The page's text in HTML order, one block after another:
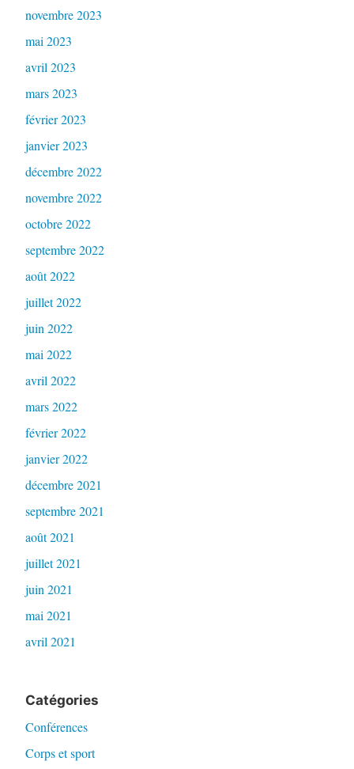
novembre 2023
mai 2023
avril 2023
mars 2023
février 2023
janvier 2023
décembre 2022
novembre 2022
octobre 2022
septembre 2022
août 2022
juillet 2022
juin 2022
mai 2022
avril 2022
mars 2022
février 2022
janvier 2022
décembre 2021
septembre 2021
août 2021
juillet 2021
juin 2021
mai 2021
avril 2021
Catégories
Conférences
Corps et sport